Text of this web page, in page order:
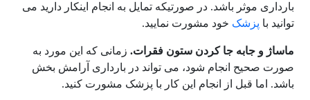
بارداری موثر باشد. در صورتیکه تمایل به انجام اینکار دارید می
توانید با پزشک خود مشورت نمایید.
ماساژ و جابه جا کردن ستون فقرات.زمانی که این مورد به
صورت صحیح انجام شود، می تواند در بارداری آرامش بخش
باشد. اما قبل از انجام این کار با پزشک مشورت کنید.